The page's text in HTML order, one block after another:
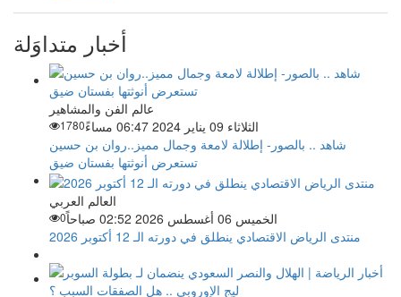
أخبار متداوَلة
عالم الفن والمشاهير
الثلاثاء 09 يناير 2024 06:47 مساءً
1780
شاهد .. بالصور- إطلالة لامعة وجمال مميز..روان بن حسين
تستعرض أنوثتها بفستان ضيق
العالم العربي
الخميس 06 أغسطس 2026 02:52 صباحاً
0
منتدى الرياض الاقتصادي ينطلق في دورته الـ 12 أكتوبر 2026